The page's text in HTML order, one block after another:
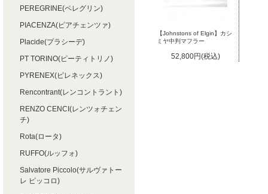
【Johnstons of Elgin】カシ
ミヤ中判マフラー
52,800円(税込)
PEREGRINE(ペレグリン)
PIACENZA(ピアチェンツァ)
Placide(プラシーデ)
PT TORINO(ピーティトリノ)
PYRENEX(ピレネックス)
Rencontrant(レンコントラント)
RENZO CENCI(レンツォチェン
チ)
Rota(ロータ)
RUFFO(ルッフォ)
Salvatore Piccolo(サルヴァトー
レ ピッコロ)